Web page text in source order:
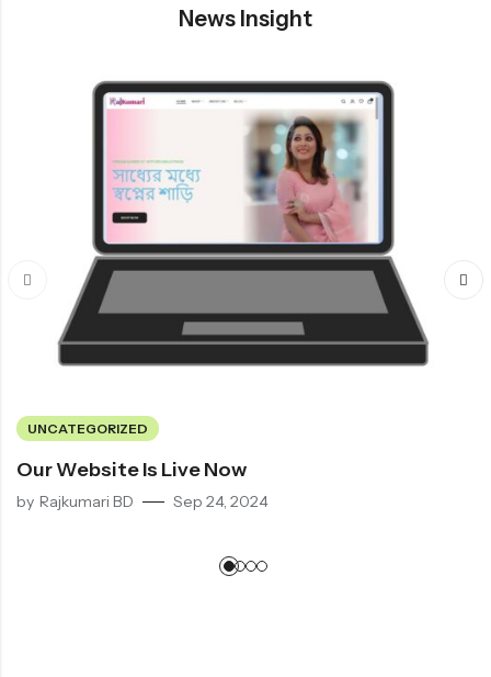
News Insight
UNCATEGORIZED
Our Website Is Live Now
by Rajkumari BD Sep 24, 2024